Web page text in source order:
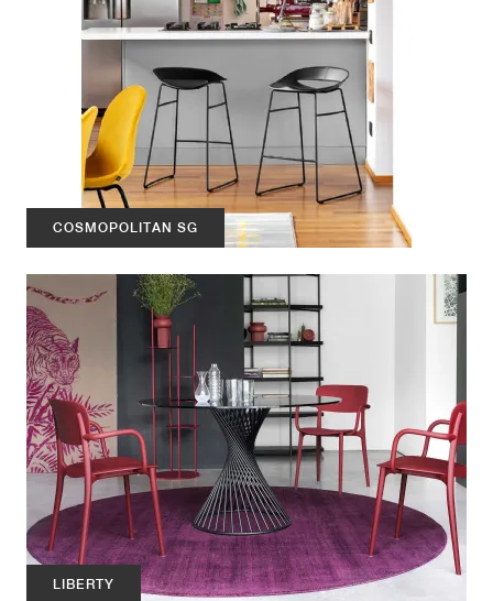
COSMOPOLITAN SG
LIBERTY